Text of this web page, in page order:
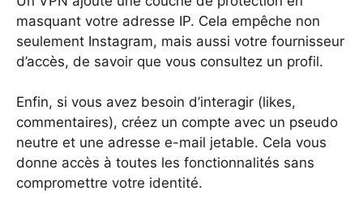
masquant votre adresse IP. Cela empêche non
seulement Instagram, mais aussi votre fournisseur
d’accès, de savoir que vous consultez un profil.
Enfin, si vous avez besoin d’interagir (likes,
commentaires), créez un compte avec un pseudo
neutre et une adresse e-mail jetable. Cela vous
donne accès à toutes les fonctionnalités sans
compromettre votre identité.